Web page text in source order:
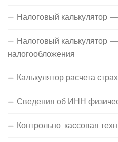
Налоговый калькулятор
Налоговый калькулятор
налогообложения
Калькулятор расчета
Сведения об ИНН
Контрольно-кассовая